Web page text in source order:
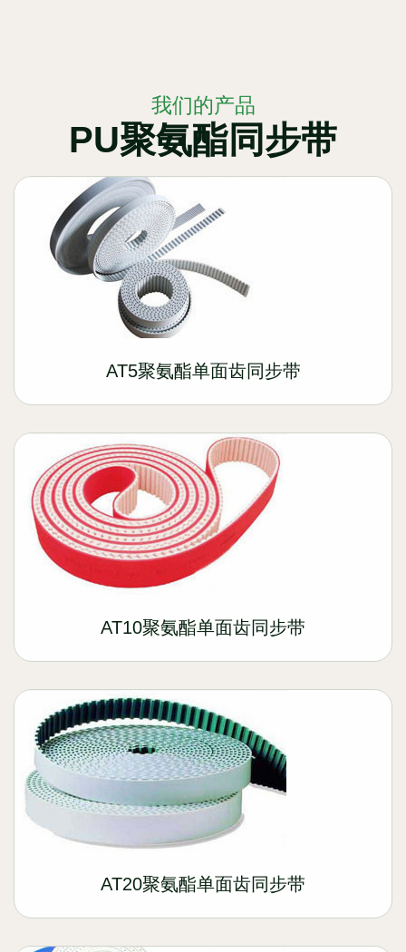
我们的产品
PU聚氨酯同步带
AT5聚氨酯单面齿同步带
AT10聚氨酯单面齿同步带
AT20聚氨酯单面齿同步带